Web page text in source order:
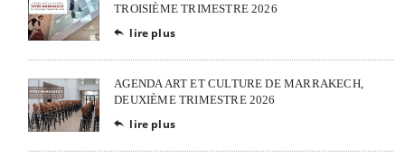
TROISIÈME TRIMESTRE 2026
 lire plus
AGENDA ART ET CULTURE DE MARRAKECH,
DEUXIÈME TRIMESTRE 2026
 lire plus